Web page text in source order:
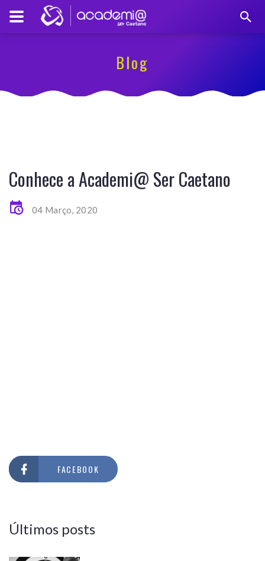
Blog
Conhece a Academi@ Ser Caetano
04 Março, 2020
FACEBOOK
Últimos posts